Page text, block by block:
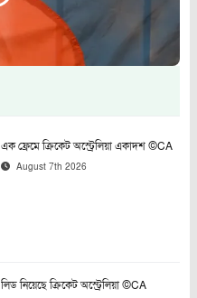
এক ফ্রেমে ক্রিকেট অস্ট্রেলিয়া একাদশ ©CA
August 7th 2026
লিড নিয়েছে ক্রিকেট অস্ট্রেলিয়া ©CA